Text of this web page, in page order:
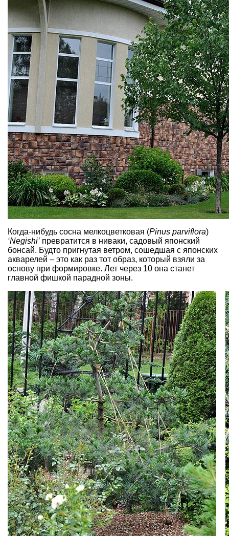
Когда-нибудь сосна мелкоцветковая (Pinus parviflora)
‘Negishi’ превратится в ниваки, садовый японский
бонсай. Будто пригнутая ветром, сошедшая с японских
акварелей – это как раз тот образ, который взяли за
основу при формировке. Лет через 10 она станет
главной фишкой парадной зоны.